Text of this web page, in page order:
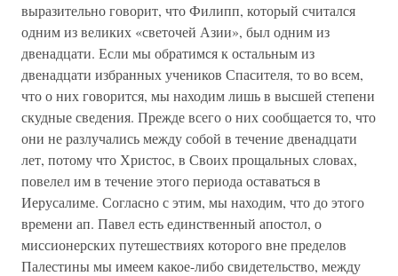
выразительно говорит, что Филипп, который считался
одним из великих «светочей Азии», был одним из
двенадцати. Если мы обратимся к остальным из
двенадцати избранных учеников Спасителя, то во всем,
что о них говорится, мы находим лишь в высшей степени
скудные сведения. Прежде всего о них сообщается то, что
они не разлучались между собой в течение двенадцати
лет, потому что Христос, в Своих прощальных словах,
повелел им в течение этого периода оставаться в
Иерусалиме. Согласно с этим, мы находим, что до этого
времени ап. Павел есть единственный апостол, о
миссионерских путешествиях которого вне пределов
Палестины мы имеем какое-либо свидетельство, между